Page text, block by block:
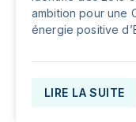
ambition pour une
énergie positive
LIRE LA SUITE